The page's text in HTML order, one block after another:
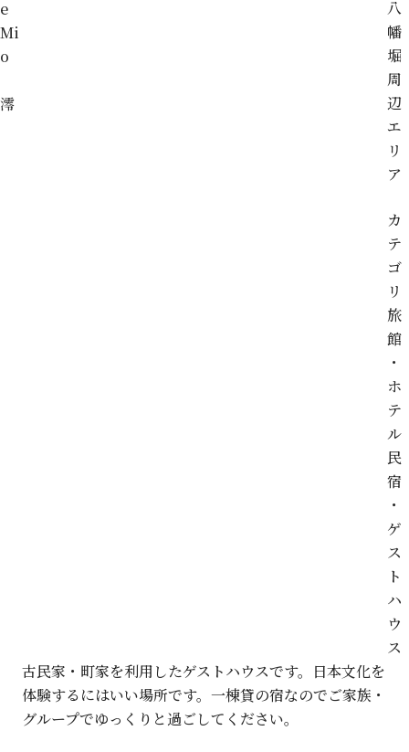
e
Mi
o
澪
八
幡
堀
周
辺
エ
リ
ア
カ
テ
ゴ
リ
旅
館
・
ホ
テ
ル
民
宿
・
ゲ
ス
ト
ハ
ウ
ス
古民家・町家を利用したゲストハウスです。日本文化を
体験するにはいい場所です。一棟貸の宿なのでご家族・
グループでゆっくりと過ごしてください。